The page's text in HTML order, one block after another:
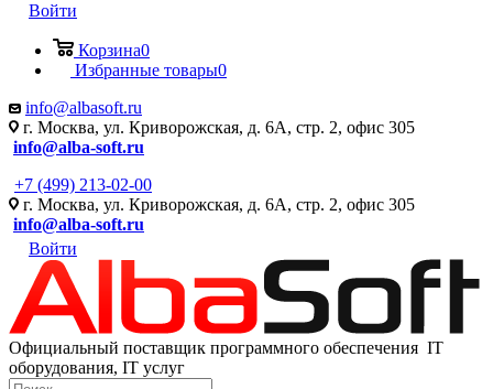
Войти
Корзина0
Избранные товары0
info@albasoft.ru
г. Москва, ул. Криворожская, д. 6А, стр. 2, офис 305
info@alba-soft.ru
+7 (499) 213-02-00
г. Москва, ул. Криворожская, д. 6А, стр. 2, офис 305
info@alba-soft.ru
Войти
Официальный поставщик программного обеспечения IT
оборудования, IT услуг